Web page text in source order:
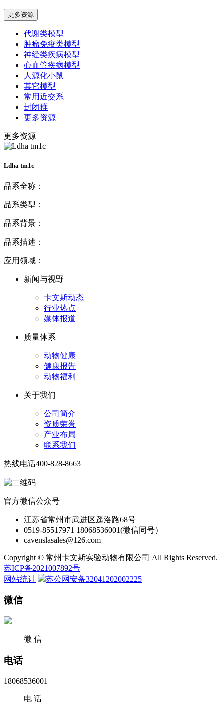
更多资源
代谢类模型
肿瘤免疫类模型
神经类疾病模型
心血管疾病模型
人源化小鼠
其它模型
常用近交系
封闭群
更多资源
更多资源
Ldha tm1c
品系全称：
品系类型：
品系背景：
品系描述：
应用领域：
新闻与视野
卡文斯动态
行业热点
媒体报道
质量体系
动物健康
健康报告
动物福利
关于我们
公司简介
资质荣誉
产业布局
联系我们
热线电话400-828-8663
官方微信公众号
江苏省常州市武进区遥洛路68号
0519-85517971 18068536001(微信同号）
cavenslasales@126.com
Copyright © 常州卡文斯实验动物有限公司 All Rights Reserved.
苏ICP备2021007892号
网站统计
苏公网安备32041202002225
微信
微 信
电话
18068536001
电 话